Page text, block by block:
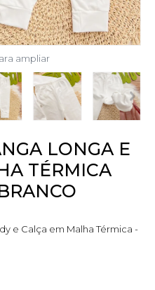
ampliar
LONGA E
TÉRMICA
e Calça em Malha Térmica -